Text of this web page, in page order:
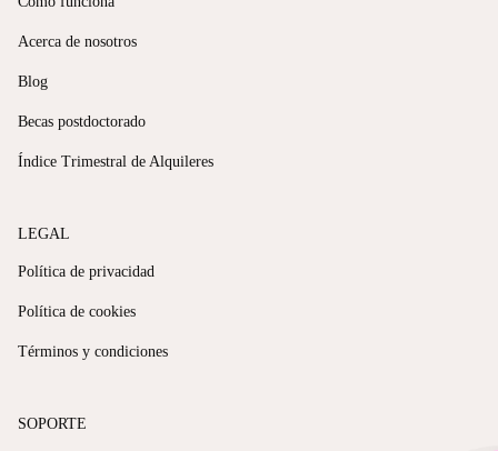
Acerca de nosotros
Blog
Becas postdoctorado
Índice Trimestral de Alquileres
LEGAL
Política de privacidad
Política de cookies
Términos y condiciones
SOPORTE